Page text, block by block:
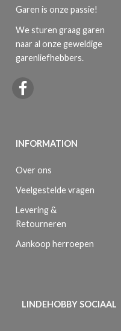
Garen is onze passie!
We sturen graag garen
naar al onze geweldige
garenliefhebbers.
INFORMATION
Over ons
Veelgestelde vragen
Levering &
Retourneren
Aankoop herroepen
LINDEHOBBY SOCIAAL